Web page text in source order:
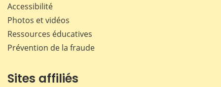
Accessibilité
Photos et vidéos
Ressources éducatives
Prévention de la fraude
Sites affiliés